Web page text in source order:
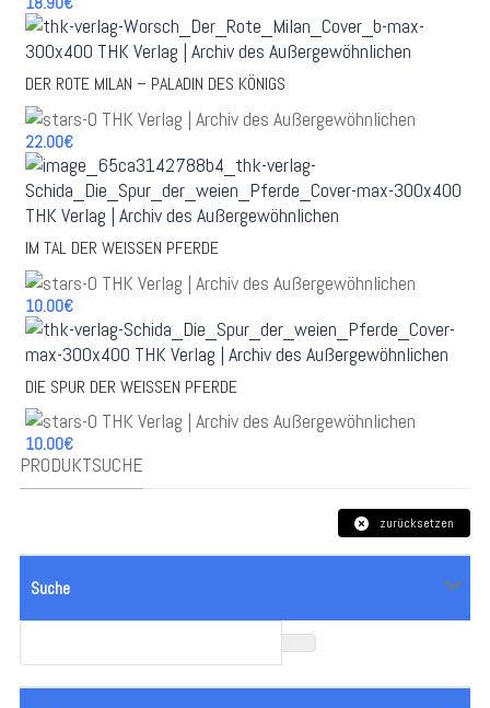
DER ROTE MILAN – PALADIN DES KÖNIGS
22.00€
IM TAL DER WEISSEN PFERDE
10.00€
DIE SPUR DER WEISSEN PFERDE
10.00€
PRODUKTSUCHE
zurücksetzen
Suche